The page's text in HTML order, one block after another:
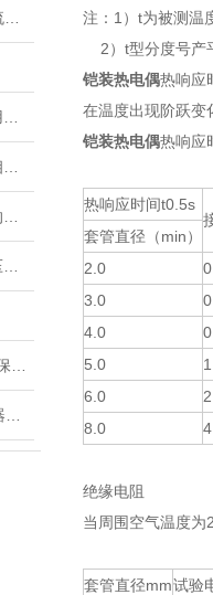
注：1）t为被测温
2）t型分度号产
铠装热电偶热响应
在温度出现阶跃变
铠装热电偶热响应
热响应时间t0.5s
套管直径（min）
2.0
3.0
4.0
5.0
6.0
8.0
绝缘电阻
当周围空气温度
套管直径mm试验